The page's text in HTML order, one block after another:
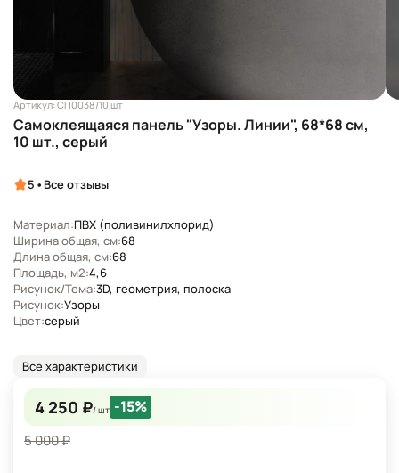
Артикул: СП0038/10 шт
Самоклеящаяся панель "Узоры. Линии", 68*68 см,
10 шт., серый
5 • Все отзывы
Материал:ПВХ (поливинилхлорид)
Ширина общая, см:68
Длина общая, см:68
Площадь, м2:4,6
Рисунок/Тема:3D, геометрия, полоска
Рисунок:Узоры
Цвет:серый
Все характеристики
4 250 ₽/ шт -15%
5 000 ₽